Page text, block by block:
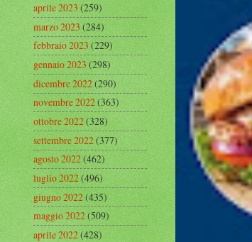
aprile 2023(259)
marzo 2023(284)
febbraio 2023(229)
gennaio 2023(298)
dicembre 2022(290)
novembre 2022(363)
ottobre 2022(328)
settembre 2022(377)
agosto 2022(462)
luglio 2022(496)
giugno 2022(435)
maggio 2022(509)
aprile 2022(428)